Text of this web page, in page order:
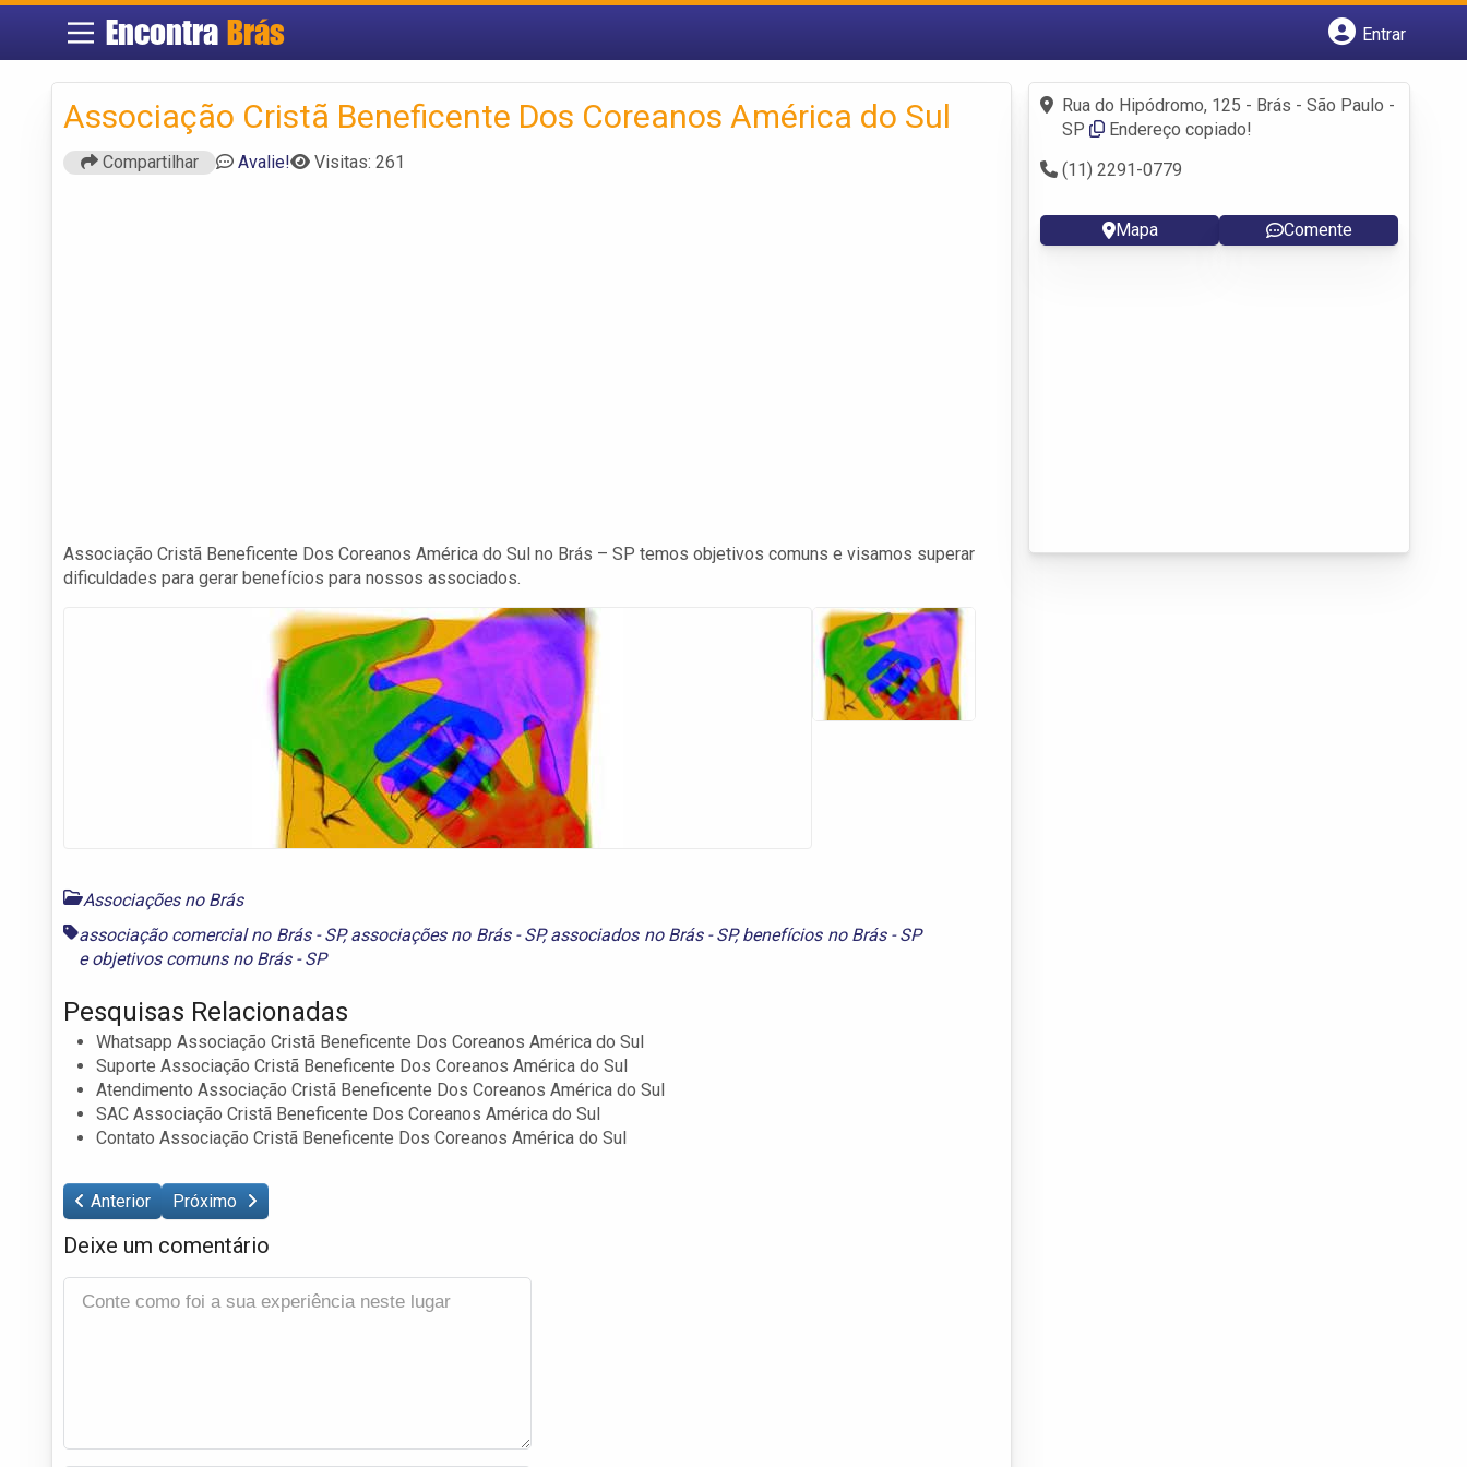
EncontraBrás
Entrar
Fazer login
Criar conta
Associação Cristã Beneficente Dos Coreanos América do Sul
Compartilhar Avalie! Visitas: 261
Associação Cristã Beneficente Dos Coreanos América do Sul no Brás – SP temos objetivos comuns e visamos superar
dificuldades para gerar benefícios para nossos associados.
Associações no Brás
associação comercial no Brás - SP,associações no Brás - SP,associados no Brás - SP,benefícios no Brás - SP
eobjetivos comuns no Brás - SP
Pesquisas Relacionadas
Whatsapp Associação Cristã Beneficente Dos Coreanos América do Sul
Suporte Associação Cristã Beneficente Dos Coreanos América do Sul
Atendimento Associação Cristã Beneficente Dos Coreanos América do Sul
SAC Associação Cristã Beneficente Dos Coreanos América do Sul
Contato Associação Cristã Beneficente Dos Coreanos América do Sul
Anterior Próximo
Deixe um comentário
Rua do Hipódromo, 125 - Brás - São Paulo -
SP
Endereço copiado!
(11) 2291-0779
Mapa Comente